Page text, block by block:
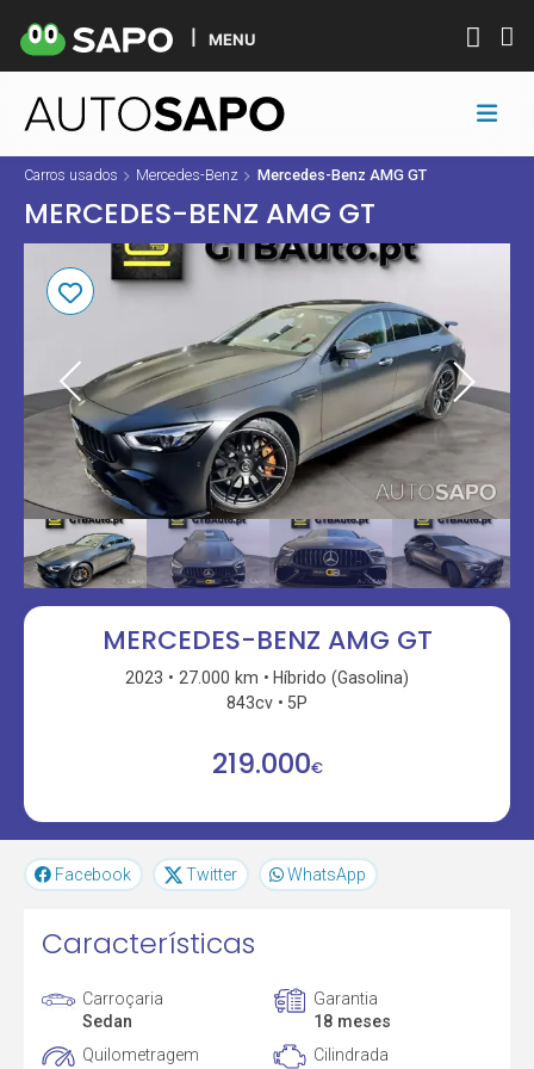
MENU
Carros usados Mercedes-Benz Mercedes-Benz AMG GT
MERCEDES-BENZ AMG GT
MERCEDES-BENZ AMG GT
2023 27.000 km
Híbrido (Gasolina)
843cv
5P
219.000€
Facebook Twitter WhatsApp
Características
Carroçaria
Sedan
Garantia
18 meses
Quilometragem
Cilindrada